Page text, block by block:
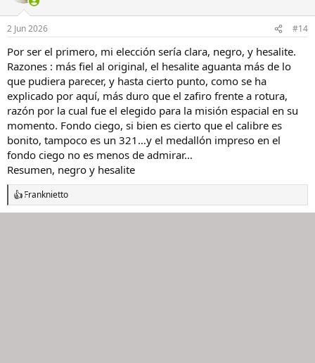
o
n
e
s
2 Jun 2026 #14
Por ser el primero, mi elección sería clara, negro, y hesalite.
Razones : más fiel al original, el hesalite aguanta más de lo
que pudiera parecer, y hasta cierto punto, como se ha
explicado por aquí, más duro que el zafiro frente a rotura,
razón por la cual fue el elegido para la misión espacial en su
momento. Fondo ciego, si bien es cierto que el calibre es
bonito, tampoco es un 321…y el medallón impreso en el
fondo ciego no es menos de admirar…
Resumen, negro y hesalite
R
e
Franknietto